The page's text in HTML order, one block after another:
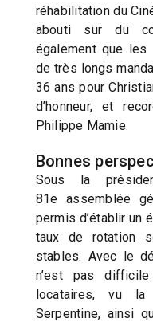
réhabilitation du
abouti sur du
également que
de très longs
36 ans pour
d’honneur, et
Philippe Mamie.
Bonnes
Sous la
81e assemblée
permis d’établir un
taux de rotation
stables. Avec le
n’est pas
locataires, vu
Serpentine, ainsi